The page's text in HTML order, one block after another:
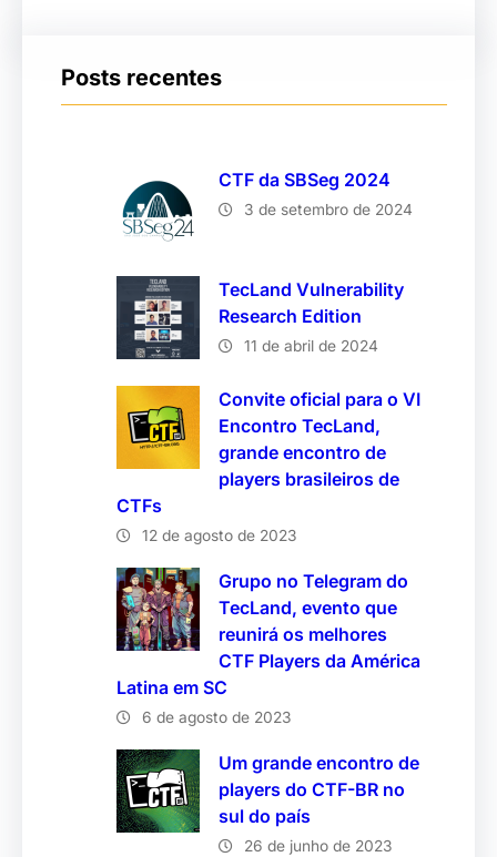
Posts recentes
CTF da SBSeg 2024
3 de setembro de 2024
TecLand Vulnerability
Research Edition
11 de abril de 2024
Convite oficial para o VI
Encontro TecLand,
grande encontro de
players brasileiros de
CTFs
12 de agosto de 2023
Grupo no Telegram do
TecLand, evento que
reunirá os melhores
CTF Players da América
Latina em SC
6 de agosto de 2023
Um grande encontro de
players do CTF-BR no
sul do país
26 de junho de 2023